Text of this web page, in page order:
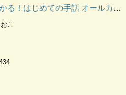
る！はじめての手話 オールカラー
こ